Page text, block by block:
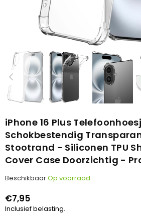
iPhone 16 Plus
Schokbestendig
Stootrand - Siliconen TPU
Cover Case Doorzichtig -
BeschikbaarOp voorraad
Normale
prijs
€7,95
Inclusief belasting.